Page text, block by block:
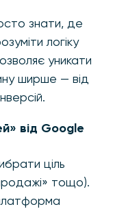
знати, де
логіку
уникати
ширше — від
від Google
ціль
тощо).